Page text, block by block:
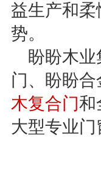
益生产和
势。
盼盼木
门、盼盼
木复合门和
大型专业